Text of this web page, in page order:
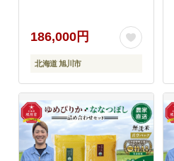
海道ふるさと納税 旭川
186,000円
北海道 旭川市